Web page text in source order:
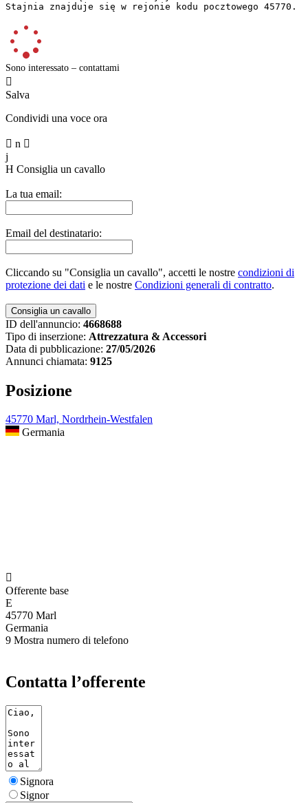
Stajnia znajduje się w rejonie kodu pocztowego 45770.
Sono interessato – contattami

Salva
Condividi una voce ora
 n 
j
H Consiglia un cavallo
La tua email:
Email del destinatario:
Cliccando su "Consiglia un cavallo", accetti le nostre condizioni di
protezione dei dati e le nostre Condizioni generali di contratto.
ID dell'annuncio: 4668688
Tipo di inserzione: Attrezzatura & Accessori
Data di pubblicazione: 27/05/2026
Annunci chiamata: 9125
Posizione
45770 Marl, Nordrhein-Westfalen
Germania

Offerente base
E
45770 Marl
Germania
9 Mostra numero di telefono
Contatta l’offerente
Signora
Signor